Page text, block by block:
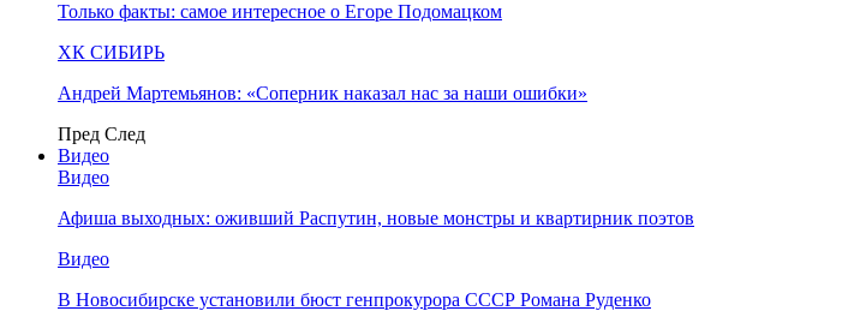
Только факты: самое интересное о Егоре Подомацком
ХК СИБИРЬ
Андрей Мартемьянов: «Соперник наказал нас за наши ошибки»
Пред След
Видео
Видео
Афиша выходных: оживший Распутин, новые монстры и квартирник поэтов
Видео
В Новосибирске установили бюст генпрокурора СССР Романа Руденко